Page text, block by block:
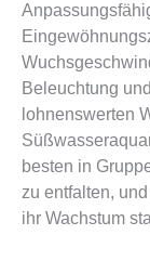
Beleuchtung
lohnenswerten
besten in
zu entfalten,
ihr Wachstum